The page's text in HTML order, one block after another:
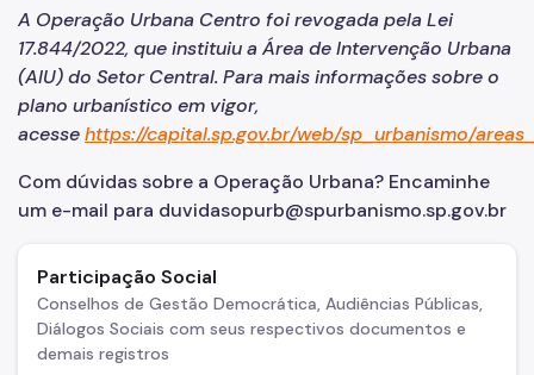
Faria Lima
Bairros do Tamanduateí
Áreas de Intervenção Urbana
Setor Central
Planos de Intervenção Urbana (PIUs)
Requalificação de Espaços Públicos
Desenvolvimento Sustentável do Território
Biblioteca
A Operação Urbana Centro foi revogadapela Lei
17.844/2022, que instituiu a Área de Intervenção Urbana
(AIU) do Setor Central. Para mais informações sobre o
plano urbanístico em vigor,
acessehttps://capital.sp.gov.br/web/sp_urbanismo/
Com dúvidas sobre a Operação Urbana? Encaminhe
um e-mail para duvidasopurb@spurbanismo.sp.gov.br
Participação Social
Conselhos de Gestão Democrática, Audiências Públicas,
Diálogos Sociais com seus respectivos documentos e
demais registros